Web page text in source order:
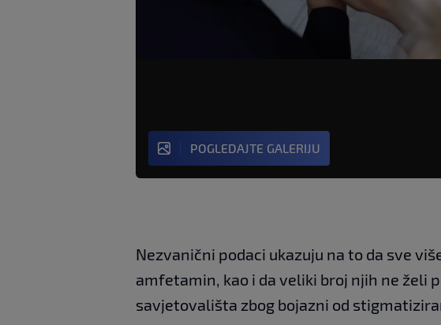
POGLEDAJTE GALERIJU
Nezvanični podaci ukazuju na to da sve
amfetamin, kao i da veliki broj njih ne želi
savjetovališta zbog bojazni od